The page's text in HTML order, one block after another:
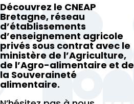
Découvrez le CNEAP
Bretagne, réseau
d’établissements
d’enseignement agricole
privés sous contrat avec le
ministère de l’Agriculture,
de l’Agro-alimentaire et de
la Souveraineté
alimentaire.